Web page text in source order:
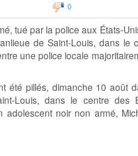
0
tué par la police aux États-
de Saint-Louis, dans le
une police locale
été pillés, dimanche 10 août
Louis, dans le centre des
noir non armé,